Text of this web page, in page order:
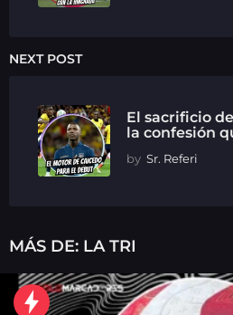
NEXT POST
El sacrificio
la confesión
by Sr. Referi
MÁS DE: LA TRI